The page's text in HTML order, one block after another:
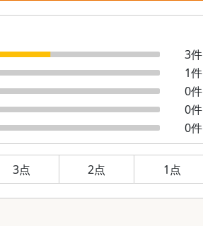
3件
1件
0件
0件
0件
3点 2点 1 点